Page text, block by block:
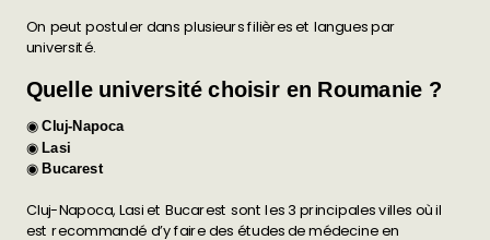
On peut postuler dans plusieurs filières et langues par
université.
Quelle université choisir en Roumanie ?
◉Cluj-Napoca
◉Lasi
◉Bucarest
Cluj-Napoca, Lasi et Bucarest sont les 3 principales villes où il
est recommandé d’y faire des études de médecine en